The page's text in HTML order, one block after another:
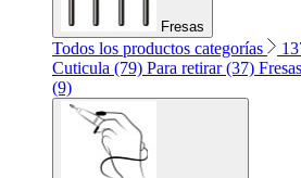
Fresas
Todos los productos categorías
Cuticula (79) Para retirar (37)
(9)